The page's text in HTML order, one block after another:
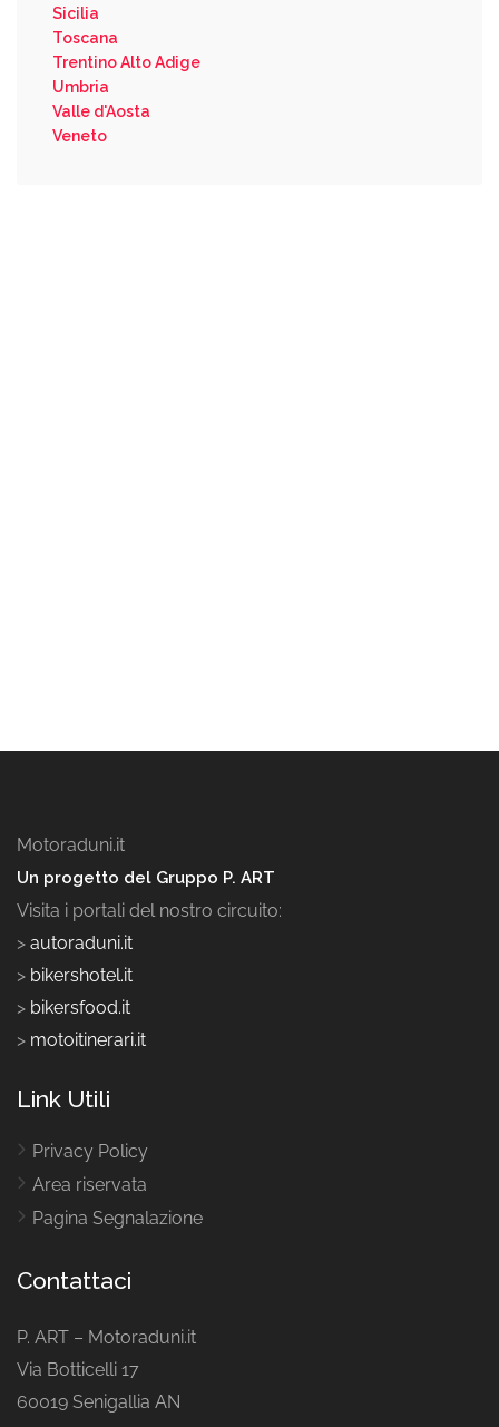
Sicilia
Toscana
Trentino Alto Adige
Umbria
Valle d'Aosta
Veneto
Motoraduni.it
Un progetto del Gruppo P. ART
Visita i portali del nostro circuito:
> autoraduni.it
> bikershotel.it
> bikersfood.it
> motoitinerari.it
Link Utili
Privacy Policy
Area riservata
Pagina Segnalazione
Contattaci
P. ART – Motoraduni.it
Via Botticelli 17
60019 Senigallia AN